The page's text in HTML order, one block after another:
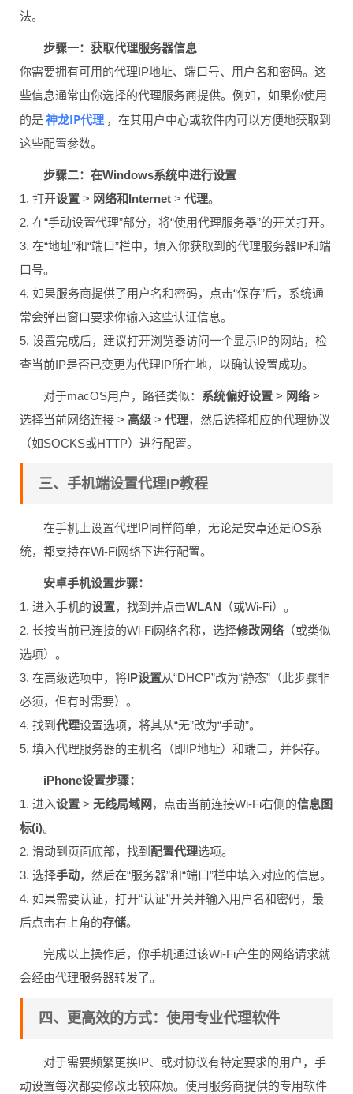
法。
步骤一：获取代理服务器信息
你需要拥有可用的代理IP地址、端口号、用户名和密码。这
些信息通常由你选择的代理服务商提供。例如，如果你使用
的是神龙IP代理 ，在其用户中心或软件内可以方便地获取到
这些配置参数。
步骤二：在Windows系统中进行设置
1. 打开设置 > 网络和Internet > 代理。
2. 在“手动设置代理”部分，将“使用代理服务器”的开关打开。
3. 在“地址”和“端口”栏中，填入你获取到的代理服务器IP和端
口号。
4. 如果服务商提供了用户名和密码，点击“保存”后，系统通
常会弹出窗口要求你输入这些认证信息。
5. 设置完成后，建议打开浏览器访问一个显示IP的网站，检
查当前IP是否已变更为代理IP所在地，以确认设置成功。
对于macOS用户，路径类似： 系统偏好设置 > 网络 >
选择当前网络连接 > 高级 > 代理，然后选择相应的代理协议
（如SOCKS或HTTP）进行配置。
三、手机端设置代理IP教程
在手机上设置代理IP同样简单，无论是安卓还是iOS系
统，都支持在Wi-Fi网络下进行配置。
安卓手机设置步骤：
1. 进入手机的设置，找到并点击WLAN （或Wi-Fi）。
2. 长按当前已连接的Wi-Fi网络名称，选择修改网络 （或类似
选项）。
3. 在高级选项中，将IP设置从“DHCP”改为“静态”（此步骤非
必须，但有时需要）。
4. 找到 代理设置选项，将其从“无”改为“手动”。
5. 填入代理服务器的主机名（即IP地址）和端口，并保存。
iPhone设置步骤：
1. 进入设置 > 无线局域网 ，点击当前连接Wi-Fi右侧的信息图
标(i)。
2. 滑动到页面底部，找到 配置代理选项。
3. 选择手动，然后在“服务器”和“端口”栏中填入对应的信息。
4. 如果需要认证，打开“认证”开关并输入用户名和密码，最
后点击右上角的存储。
完成以上操作后，你手机通过该Wi-Fi产生的网络请求就
会经由代理服务器转发了。
四、更高效的方式：使用专业代理软件
对于需要频繁更换IP、或对协议有特定要求的用户，手
动设置每次都要修改比较麻烦。使用服务商提供的专用软件